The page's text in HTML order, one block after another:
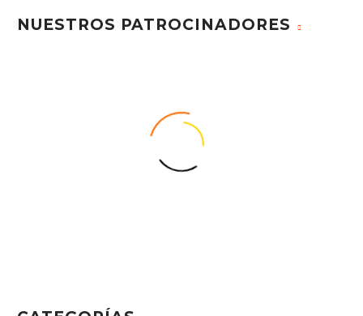
NUESTROS PATROCINADORES